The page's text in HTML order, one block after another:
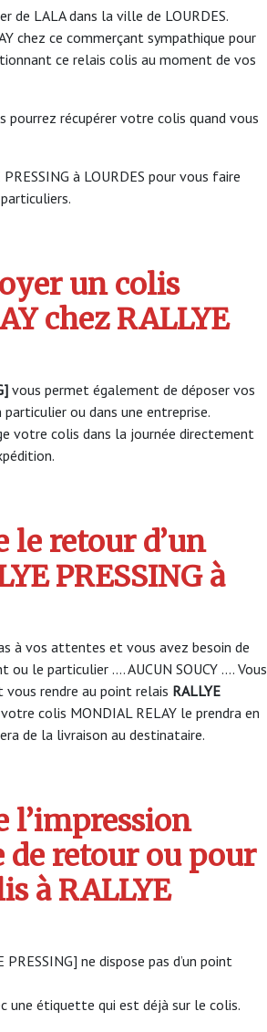
de LALA dans la ville de LOURDES.
chez ce commerçant sympathique pour
ce relais colis au moment de vos
pourrez récupérer votre colis quand vous
à LOURDES pour vous faire
un colis
chez RALLYE
vous permet également de déposer vos
particulier ou dans une entreprise.
votre colis dans la journée directement
le retour d’un
PRESSING à
à vos attentes et vous avez besoin de
le particulier …. AUCUN SOUCY …. Vous
rendre au point relais RALLYE
colis MONDIAL RELAY le prendra en
de la livraison au destinataire.
l’impression
de retour ou pour
à RALLYE
ne dispose pas d’un point
une étiquette qui est déjà sur le colis.